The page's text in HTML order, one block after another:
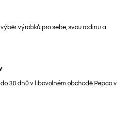
výrobků pro sebe, svou rodinu a
30 dnů v libovolném obchodě Pepco v